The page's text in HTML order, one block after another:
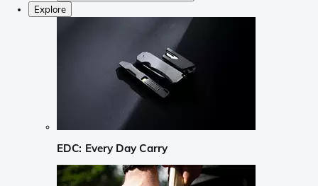
Explore
EDC: Every Day Carry